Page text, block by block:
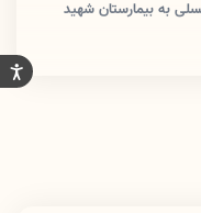
به بیمارستان شهید